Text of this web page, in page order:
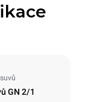
GN 2/1